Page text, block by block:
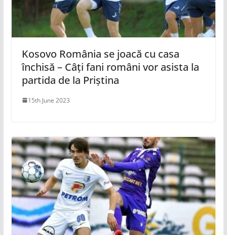
Kosovo România se joacă cu casa
închisă – Câți fani români vor asista la
partida de la Priștina
15th June 2023